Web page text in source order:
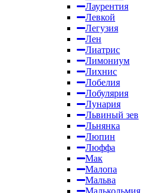
Лаурентия
Левкой
Легузия
Лен
Лиатрис
Лимониум
Лихнис
Лобелия
Лобулярия
Лунария
Львиный зев
Льнянка
Люпин
Люффа
Мак
Малопа
Мальва
Малькольмия